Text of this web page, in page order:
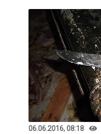
06.06.2016, 08:18